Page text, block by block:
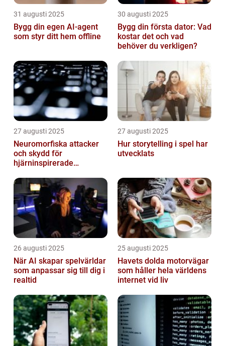
31 augusti 2025
Bygg din egen AI-agent
som styr ditt hem offline
30 augusti 2025
Bygg din första dator: Vad
kostar det och vad
behöver du verkligen?
27 augusti 2025
Neuromorfiska attacker
och skydd för
hjärninspirerade
27 augusti 2025
Hur storytelling i spel har
utvecklats
26 augusti 2025
När AI skapar spelvärldar
som anpassar sig till dig i
realtid
25 augusti 2025
Havets dolda motorvägar
som håller hela världens
internet vid liv